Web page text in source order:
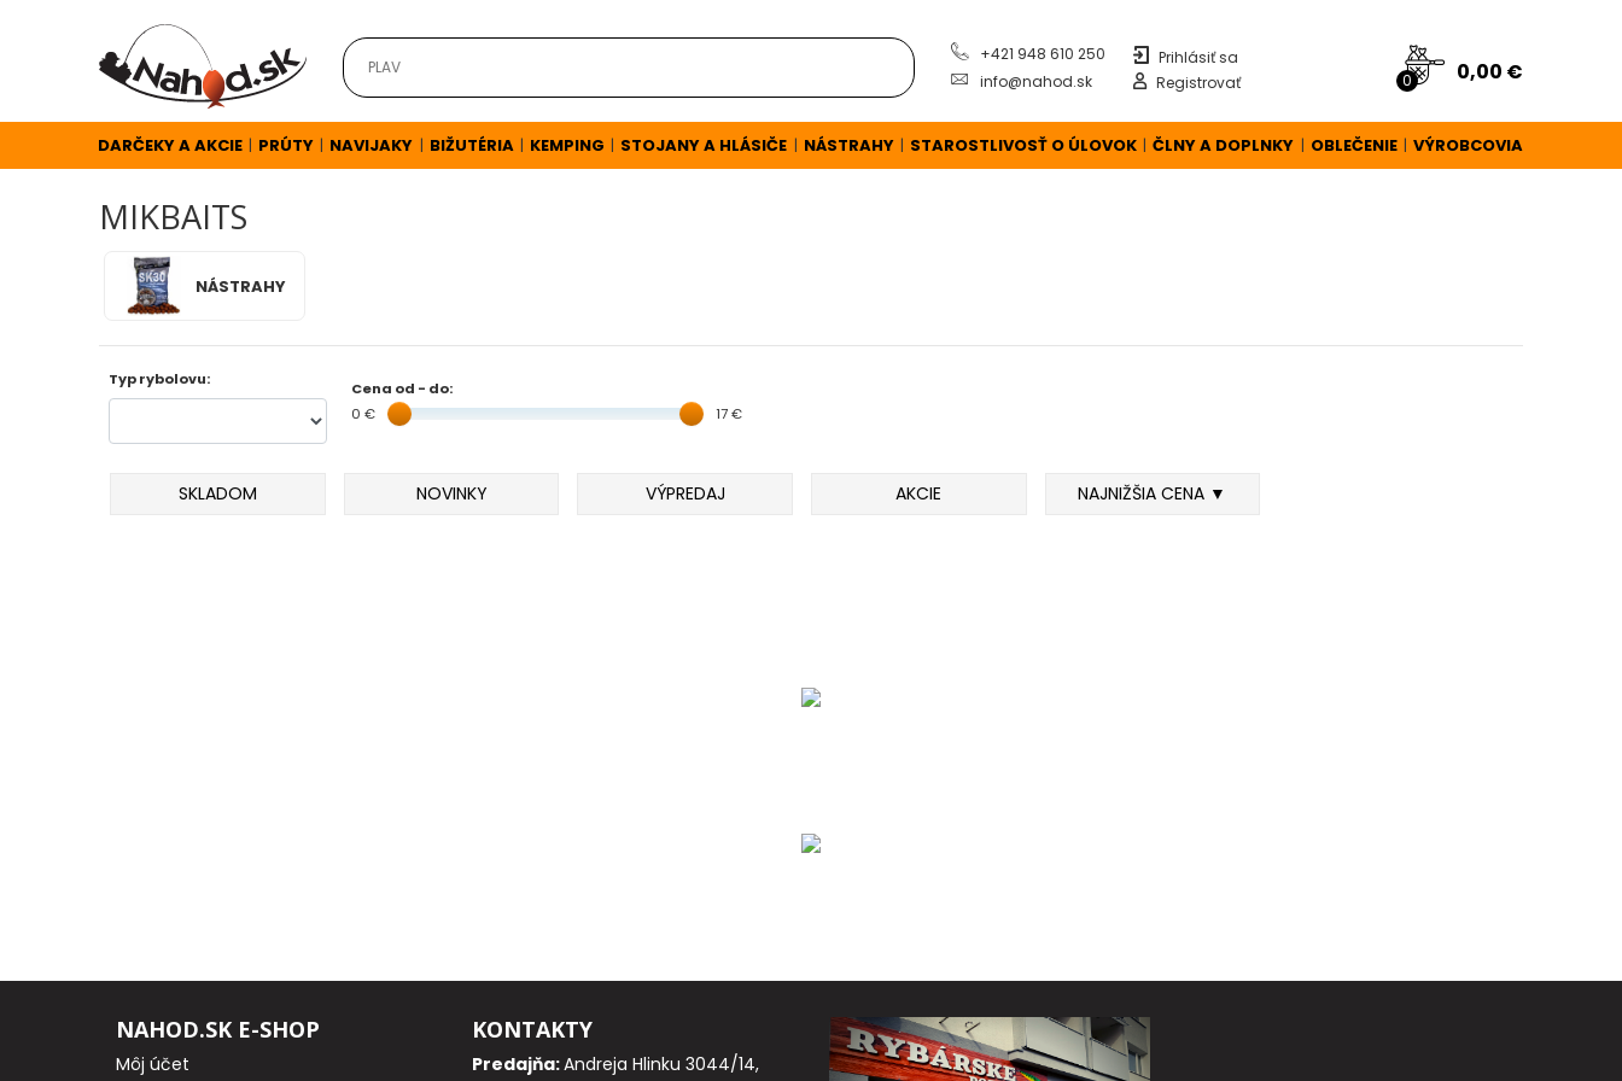
+421 948 610 250
info@nahod.sk
Prihlásiť sa
Registrovať
0 0,00 €
DARČEKY A AKCIE | PRÚTY | NAVIJAKY | BIŽUTÉRIA | KEMPING | STOJANY A HLÁSIČE | NÁSTRAHY | STAROSTLIVOSŤ O ÚLOVOK | ČLNY A DOPLNKY | OBLEČENIE | VÝROBCOVIA
MIKBAITS
NÁSTRAHY
Typ rybolovu:
Cena od - do:
0 €
17 €
SKLADOM NOVINKY VÝPREDAJ AKCIE NAJNIŽŠIA CENA ▼
NAHOD.SK E-SHOP
Môj účet
KONTAKTY
Predajňa:Andreja Hlinku 3044/14,
A
KAPROVÉ